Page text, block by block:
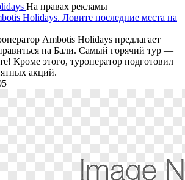
На правах рекламы
Holidays. Ловите последние места на
Ambotis Holidays предлагает
на Бали. Самый горячий тур —
Кроме этого, туроператор подготовил
акций.